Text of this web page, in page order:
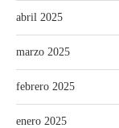
abril 2025
marzo 2025
febrero 2025
enero 2025